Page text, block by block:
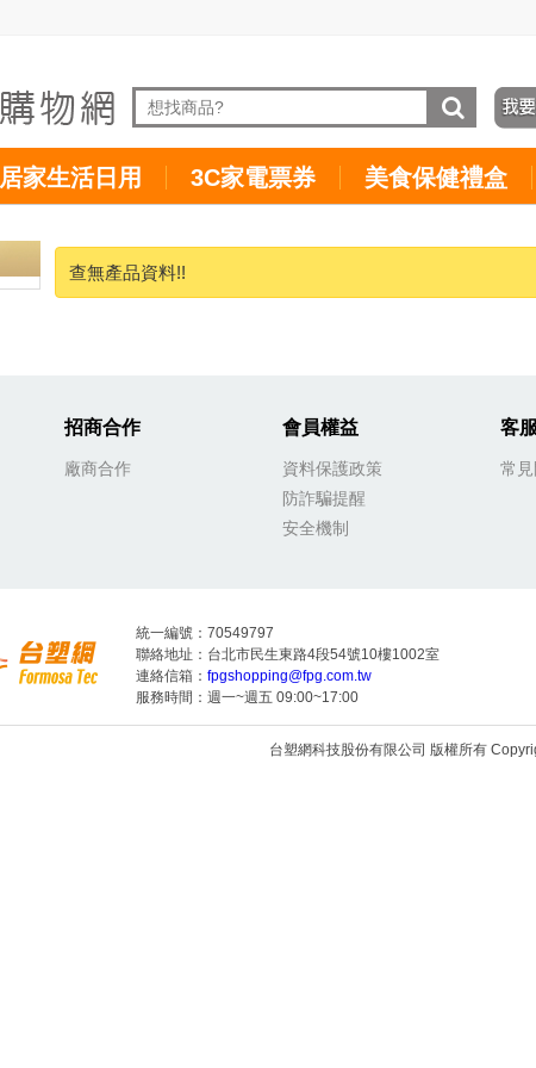
居家生活日用 3C家電票券 美食保健禮盒
查無產品資料!!
招商合作
廠商合作
會員權益
資料保護政策
防詐騙提醒
安全機制
客
常見
統一編號：70549797
聯絡地址：台北市民生東路4段54號10樓1002室
連絡信箱： fpgshopping@fpg.com.tw
服務時間：週一~週五 09:00~17:00
台塑網科技股份有限公司 版權所有